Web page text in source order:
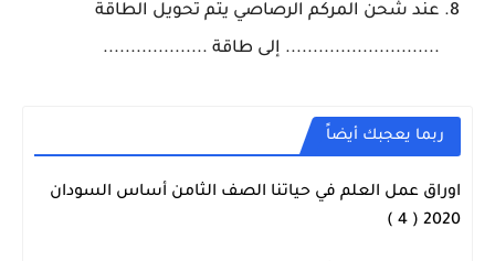
عند شحن المركم الرصاصي يتم تحويل الطاقة
............................ إلى طاقة ...................
ربما يعجبك أيضاً
شهادة الاساس
اوراق عمل العلم في حياتنا الصف الثامن أساس السودان
2020 ( 4 )